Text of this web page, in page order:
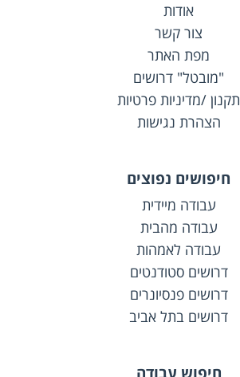
אודות
צור קשר
מפת האתר
"מובטל" דרושים
תקנון /מדיניות פרטיות
הצהרת נגישות
חיפושים נפוצים
עבודה מיידית
עבודה מהבית
עבודה לאמהות
דרושים סטודנטים
דרושים פנסיונרים
דרושים בתל אביב